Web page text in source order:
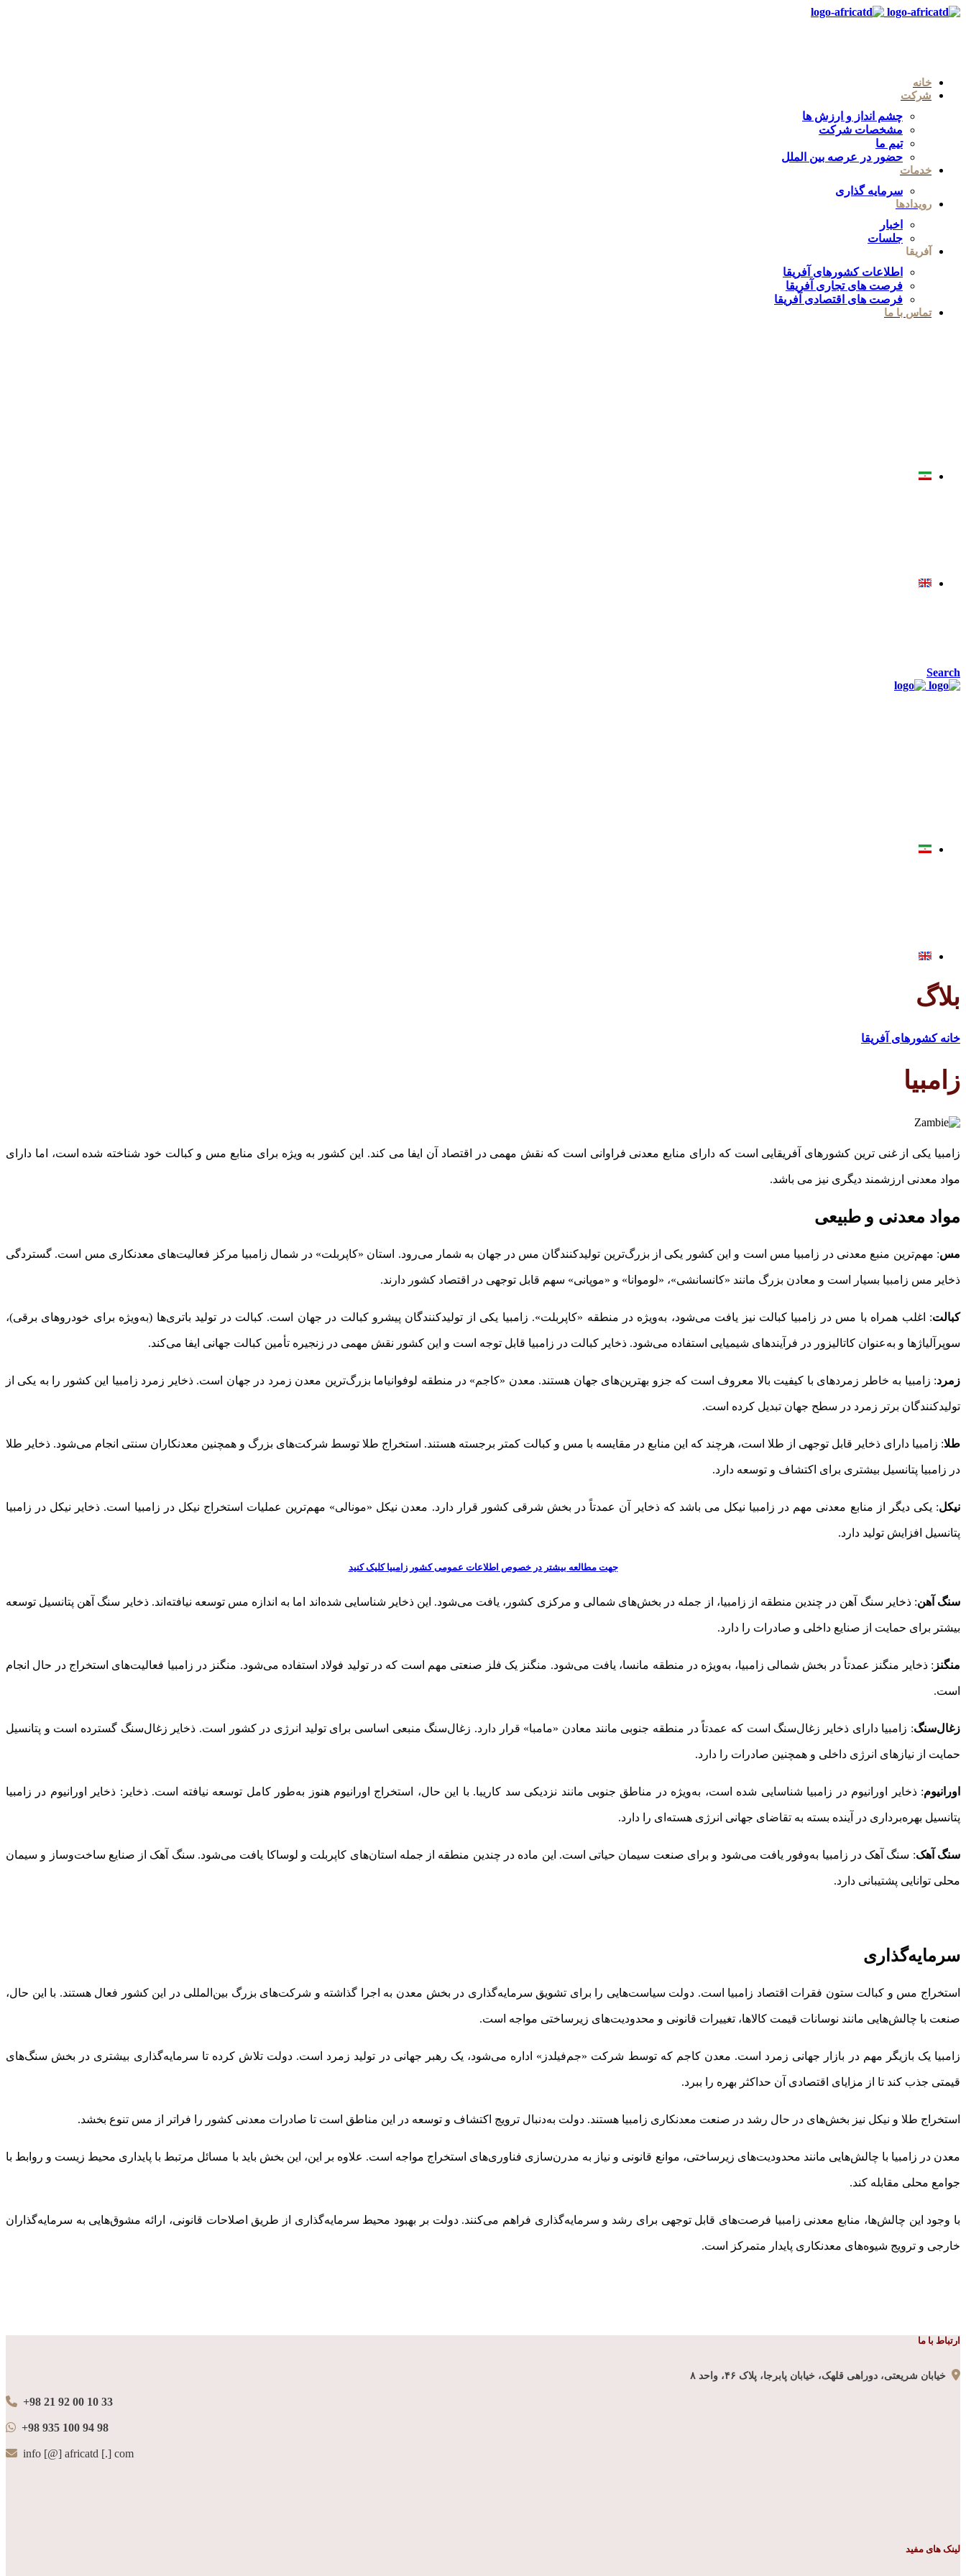
خانه
شرکت
چشم انداز و ارزش ها
مشخصات شرکت
تیم ما
حضور در عرصه بین الملل
خدمات
سرمایه گذاری
رویدادها
اخبار
جلسات
آفریقا
اطلاعات کشورهای آفریقا
فرصت های تجاری آفریقا
فرصت های اقتصادی آفریقا
تماس با ما
Search
بلاگ
خانهکشورهای آفریقا
زامبیا
زامبیا یکی از غنی ترین کشورهای آفریقایی است که دارای منابع معدنی فراوانی است که نقش مهمی در اقتصاد آن ایفا می کند. این کشور به ویژه برای منابع مس و کبالت خود شناخته شده است، اما دارای
مواد معدنی ارزشمند دیگری نیز می باشد.
مواد معدنی و طبیعی
مس: مهم‌ترین منبع معدنی در زامبیا مس است و این کشور یکی از بزرگ‌ترین تولیدکنندگان مس در جهان به شمار می‌رود. استان «کاپر‌بلت» در شمال زامبیا مرکز فعالیت‌های معدنکاری مس است. گستردگی
ذخایر مس زامبیا بسیار است و معادن بزرگ مانند «کانسانشی»، «لوموانا» و «موپانی» سهم قابل توجهی در اقتصاد کشور دارند.
کبالت: اغلب همراه با مس در زامبیا کبالت نیز یافت می‌شود، به‌ویژه در منطقه «کاپر‌بلت». زامبیا یکی از تولیدکنندگان پیشرو کبالت در جهان است. کبالت در تولید باتری‌ها (به‌ویژه برای خودروهای برقی)،
سوپرآلیاژها و به‌عنوان کاتالیزور در فرآیندهای شیمیایی استفاده می‌شود. ذخایر کبالت در زامبیا قابل توجه است و این کشور نقش مهمی در زنجیره تأمین کبالت جهانی ایفا می‌کند.
زمرد: زامبیا به خاطر زمردهای با کیفیت بالا معروف است که جزو بهترین‌های جهان هستند. معدن «کاجم» در منطقه لوفوانیاما بزرگ‌ترین معدن زمرد در جهان است. ذخایر زمرد زامبیا این کشور را به یکی از
تولیدکنندگان برتر زمرد در سطح جهان تبدیل کرده است.
طلا: زامبیا دارای ذخایر قابل توجهی از طلا است، هرچند که این منابع در مقایسه با مس و کبالت کمتر برجسته هستند. استخراج طلا توسط شرکت‌های بزرگ و همچنین معدنکاران سنتی انجام می‌شود. ذخایر طلا
در زامبیا پتانسیل بیشتری برای اکتشاف و توسعه دارد.
نیکل: یکی دیگر از منابع معدنی مهم در زامبیا نیکل می باشد که ذخایر آن عمدتاً در بخش شرقی کشور قرار دارد. معدن نیکل «مونالی» مهم‌ترین عملیات استخراج نیکل در زامبیا است. ذخایر نیکل در زامبیا
پتانسیل افزایش تولید دارد.
جهت مطالعه بیشتر در خصوص اطلاعات عمومی کشور زامبیا کلیک کنید
سنگ آهن: ذخایر سنگ آهن در چندین منطقه از زامبیا، از جمله در بخش‌های شمالی و مرکزی کشور، یافت می‌شود. این ذخایر شناسایی شده‌اند اما به اندازه مس توسعه نیافته‌اند. ذخایر سنگ آهن پتانسیل توسعه
بیشتر برای حمایت از صنایع داخلی و صادرات را دارد.
منگنز : ذخایر منگنز عمدتاً در بخش شمالی زامبیا، به‌ویژه در منطقه مانسا، یافت می‌شود. منگنز یک فلز صنعتی مهم است که در تولید فولاد استفاده می‌شود. منگنز در زامبیا فعالیت‌های استخراج در حال انجام
است.
زغال‌سنگ: زامبیا دارای ذخایر زغال‌سنگ است که عمدتاً در منطقه جنوبی مانند معادن «مامبا» قرار دارد. زغال‌سنگ منبعی اساسی برای تولید انرژی در کشور است. ذخایر زغال‌سنگ گسترده است و پتانسیل
حمایت از نیازهای انرژی داخلی و همچنین صادرات را دارد.
اورانیوم: ذخایر اورانیوم در زامبیا شناسایی شده است، به‌ویژه در مناطق جنوبی مانند نزدیکی سد کاریبا. با این حال، استخراج اورانیوم هنوز به‌طور کامل توسعه نیافته است. ذخایر: ذخایر اورانیوم در زامبیا
پتانسیل بهره‌برداری در آینده بسته به تقاضای جهانی انرژی هسته‌ای را دارد.
سنگ آهک: سنگ آهک در زامبیا به‌وفور یافت می‌شود و برای صنعت سیمان حیاتی است. این ماده در چندین منطقه از جمله استان‌های کاپر‌بلت و لوساکا یافت می‌شود. سنگ آهک از صنایع ساخت‌وساز و سیمان
محلی توانایی پشتیبانی دارد.
سرمایه‌گذاری
استخراج مس و کبالت ستون فقرات اقتصاد زامبیا است. دولت سیاست‌هایی را برای تشویق سرمایه‌گذاری در بخش معدن به اجرا گذاشته و شرکت‌های بزرگ بین‌المللی در این کشور فعال هستند. با این حال،
صنعت با چالش‌هایی مانند نوسانات قیمت کالاها، تغییرات قانونی و محدودیت‌های زیرساختی مواجه است.
زامبیا یک بازیگر مهم در بازار جهانی زمرد است. معدن کاجم که توسط شرکت «جم‌فیلدز» اداره می‌شود، یک رهبر جهانی در تولید زمرد است. دولت تلاش کرده تا سرمایه‌گذاری بیشتری در بخش سنگ‌های
قیمتی جذب کند تا از مزایای اقتصادی آن حداکثر بهره را ببرد.
استخراج طلا و نیکل نیز بخش‌های در حال رشد در صنعت معدنکاری زامبیا هستند. دولت به‌دنبال ترویج اکتشاف و توسعه در این مناطق است تا صادرات معدنی کشور را فراتر از مس تنوع بخشد.
معدن در زامبیا با چالش‌هایی مانند محدودیت‌های زیرساختی، موانع قانونی و نیاز به مدرن‌سازی فناوری‌های استخراج مواجه است. علاوه بر این، این بخش باید با مسائل مرتبط با پایداری محیط زیست و روابط با
جوامع محلی مقابله کند.
با وجود این چالش‌ها، منابع معدنی زامبیا فرصت‌های قابل توجهی برای رشد و سرمایه‌گذاری فراهم می‌کنند. دولت بر بهبود محیط سرمایه‌گذاری از طریق اصلاحات قانونی، ارائه مشوق‌هایی به سرمایه‌گذاران
خارجی و ترویج شیوه‌های معدنکاری پایدار متمرکز است.
ارتباط با ما
خیابان شریعتی، دوراهی قلهک، خیابان پابرجا، پلاک ۴۶، واحد ۸
+98 21 92 00 10 33
+98 935 100 94 98
info [@] africatd [.] com
لینک های مفید